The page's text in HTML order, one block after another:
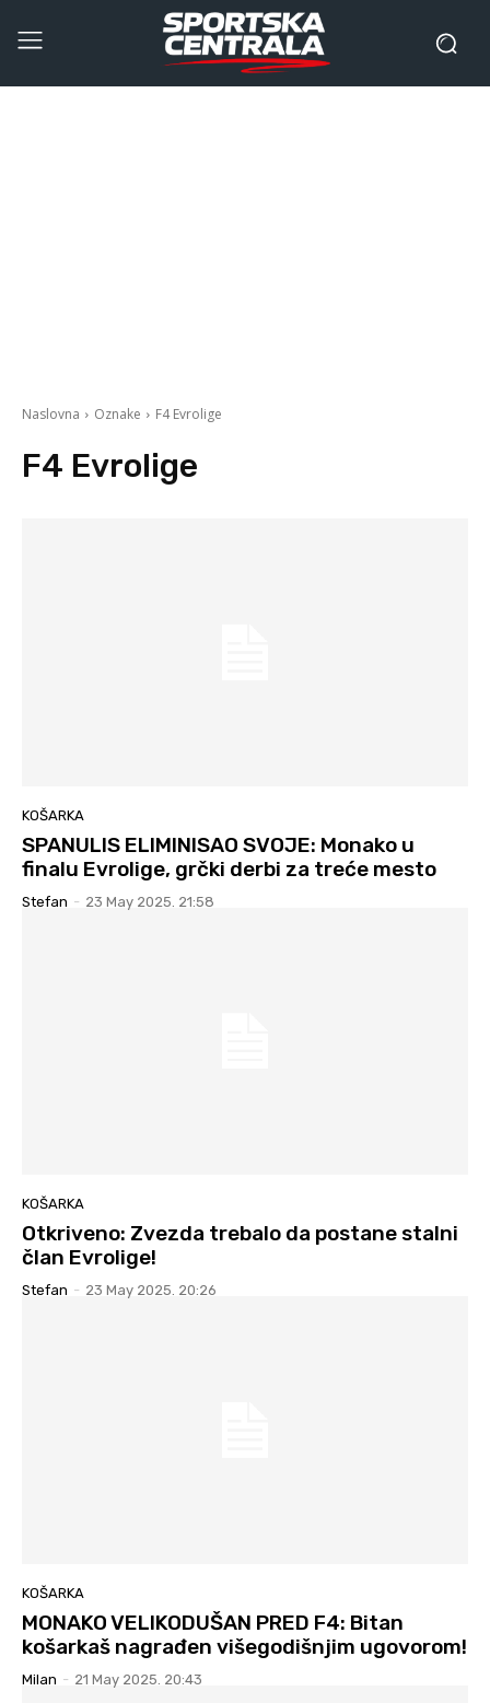
Naslovna Oznake F4 Evrolige
F4 Evrolige
KOŠARKA
SPANULIS ELIMINISAO SVOJE: Monako u
finalu Evrolige, grčki derbi za treće mesto
Stefan - 23 May 2025. 21:58
KOŠARKA
Otkriveno: Zvezda trebalo da postane stalni
član Evrolige!
Stefan - 23 May 2025. 20:26
KOŠARKA
MONAKO VELIKODUŠAN PRED F4: Bitan
košarkaš nagrađen višegodišnjim ugovorom!
Milan - 21 May 2025. 20:43